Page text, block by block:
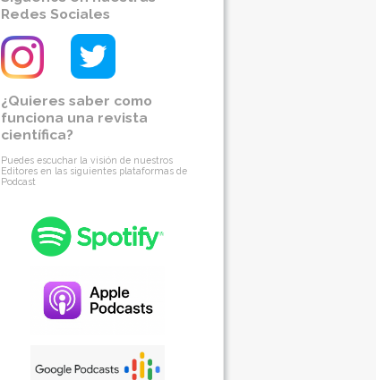
Redes Sociales
¿Quieres saber como
funciona una revista
científica?
Puedes escuchar la visión de nuestros
Editores en las siguientes plataformas de
Podcast